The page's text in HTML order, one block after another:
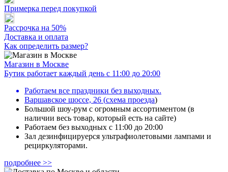
Примерка перед покупкой
Рассрочка на 50%
Доставка и оплата
Как определить размер?
Магазин в Москве
Бутик работает каждый день с 11:00 до 20:00
Работаем все праздники без выходных.
Варшавское шоссе, 26 (схема проезда)
Большой шоу-рум с огромным ассортиментом (в
наличии весь товар, который есть на сайте)
Работаем без выходных с 11:00 до 20:00
Зал дезинфицируерся ультрафиолетовыми лампами и
рециркуляторами.
подробнее >>